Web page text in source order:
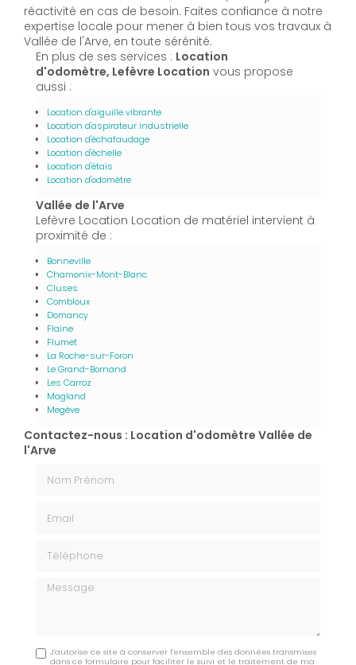
réactivité en cas de besoin. Faites confiance à notre
expertise locale pour mener à bien tous vos travaux à
Vallée de l'Arve, en toute sérénité.
En plus de ses services : Location
d'odomètre, Lefèvre Location vous propose
aussi :
Location d'aiguille vibrante
Location d'aspirateur industrielle
Location d'échafaudage
Location d'échelle
Location d'étais
Location d'odomètre
Vallée de l'Arve
Lefèvre Location Location de matériel intervient à
proximité de :
Bonneville
Chamonix-Mont-Blanc
Cluses
Combloux
Domancy
Flaine
Flumet
La Roche-sur-Foron
Le Grand-Bornand
Les Carroz
Magland
Megève
Contactez-nous : Location d'odomètre Vallée de
l'Arve
Message
J'autorise ce site à conserver l'ensemble des données transmises
dans ce formulaire pour faciliter le suivi et le traitement de ma